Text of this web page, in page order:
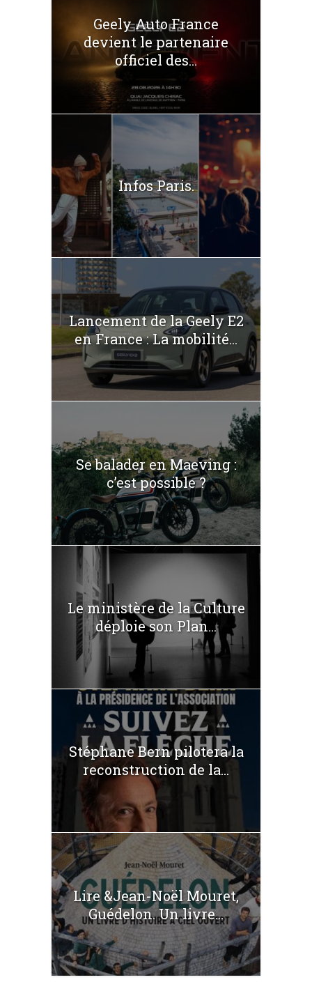
Geely Auto France
devient le partenaire
officiel des...
Infos Paris.
Lancement de la Geely E2
en France : La mobilité...
Se balader en Maeving :
c’est possible ?
Le ministère de la Culture
déploie son Plan...
Stéphane Bern pilotera la
reconstruction de la...
Lire &Jean-Noël Mouret,
Guédelon. Un livre...